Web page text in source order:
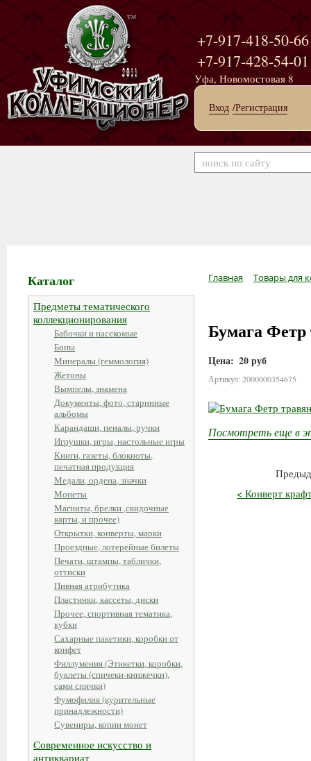
+7-917-418-50-66
+7-917-428-54-01
Уфа, Новомостовая 8
Вход /Регистрация
Каталог
Предметы тематического
коллекционирования
Бабочки и насекомые
Боны
Минералы (геммология)
Жетоны
Вымпелы, знамена
Документы, фото, старинные
альбомы
Карандаши, пеналы, ручки
Игрушки, игры, настольные игры
Книги, газеты, блокноты,
печатная продукция
Медали, ордена, значки
Монеты
Магниты, брелки ,скидочные
карты, и прочее)
Открытки, конверты, марки
Проездные, лотерейные билеты
Печати, штампы, таблички,
оттиски
Пивная атрибутика
Пластинки, кассеты, диски
Прочее, спортивная тематика,
кубки
Сахарные пакетики, коробки от
конфет
Филлумения (Этикетки, коробки,
буклеты (спичеки-книжечки),
сами спички)
Фумофилия (курительные
принадлежности)
Сувениры, копии монет
Современное искусство и
антиквариат
Главная Товары для
Бумага
Цена: 20 руб
Артикул: 2000000354675
Посмотреть еще в
< Конверт